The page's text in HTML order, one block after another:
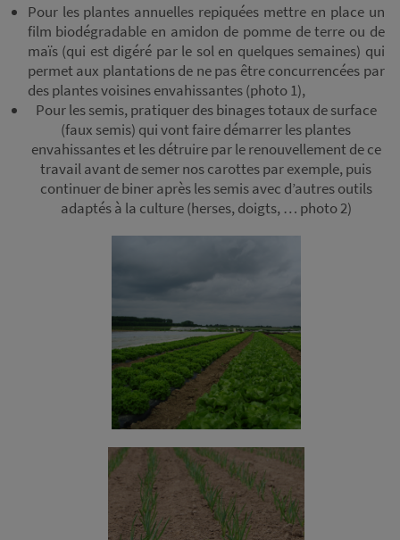
Pour les plantes annuelles repiquées mettre en place un
film biodégradable en amidon de pomme de terre ou de
maïs (qui est digéré par le sol en quelques semaines) qui
permet aux plantations de ne pas être concurrencées par
des plantes voisines envahissantes (photo 1),
Pour les semis, pratiquer des binages totaux de surface
(faux semis) qui vont faire démarrer les plantes
envahissantes et les détruire par le renouvellement de ce
travail avant de semer nos carottes par exemple, puis
continuer de biner après les semis avec d’autres outils
adaptés à la culture (herses, doigts, … photo 2)